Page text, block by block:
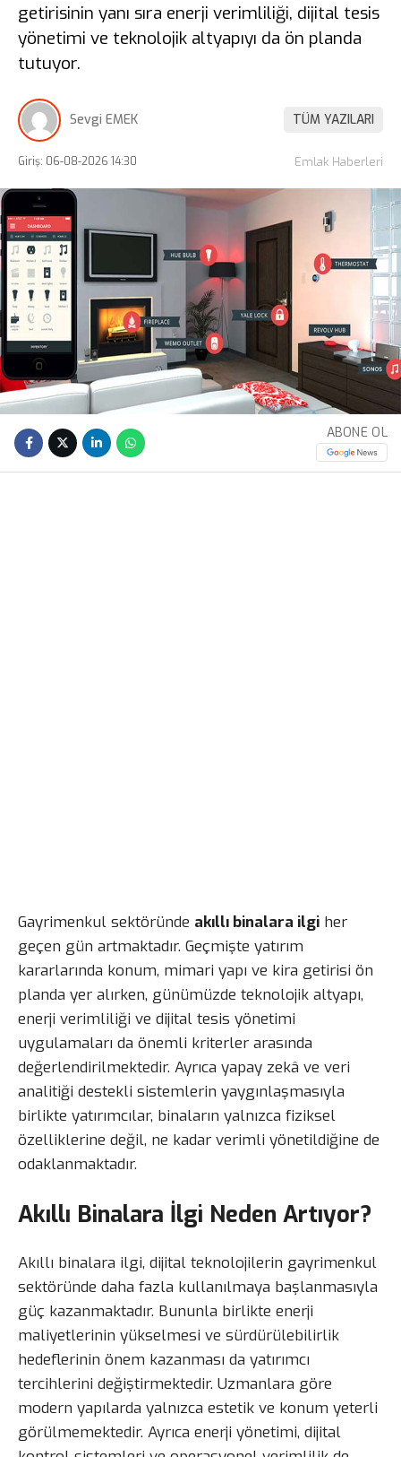
getirisinin yanı sıra enerji verimliliği, dijital tesis
yönetimi ve teknolojik altyapıyı da ön planda
tutuyor.
Sevgi EMEK TÜM YAZILARI
Giriş: 06-08-2026 14:30 Emlak Haberleri
ABONE OL
Gayrimenkul sektöründe akıllı binalara ilgi her
geçen gün artmaktadır. Geçmişte yatırım
kararlarında konum, mimari yapı ve kira getirisi ön
planda yer alırken, günümüzde teknolojik altyapı,
enerji verimliliği ve dijital tesis yönetimi
uygulamaları da önemli kriterler arasında
değerlendirilmektedir. Ayrıca yapay zekâ ve veri
analitiği destekli sistemlerin yaygınlaşmasıyla
birlikte yatırımcılar, binaların yalnızca fiziksel
özelliklerine değil, ne kadar verimli yönetildiğine de
odaklanmaktadır.
Akıllı Binalara İlgi Neden Artıyor?
Akıllı binalara ilgi, dijital teknolojilerin gayrimenkul
sektöründe daha fazla kullanılmaya başlanmasıyla
güç kazanmaktadır. Bununla birlikte enerji
maliyetlerinin yükselmesi ve sürdürülebilirlik
hedeflerinin önem kazanması da yatırımcı
tercihlerini değiştirmektedir. Uzmanlara göre
modern yapılarda yalnızca estetik ve konum yeterli
görülmemektedir. Ayrıca enerji yönetimi, dijital